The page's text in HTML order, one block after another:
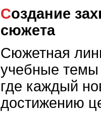
Создание захватывающего
сюжета
Сюжетная
учебные
где каждый
достижению